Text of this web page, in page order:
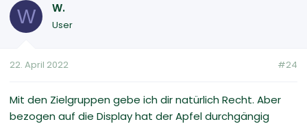
W W.
User
22. April 2022 #24
Mit den Zielgruppen gebe ich dir natürlich Recht. Aber
bezogen auf die Display hat der Apfel durchgängig